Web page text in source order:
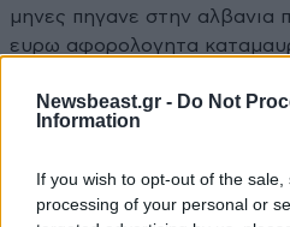
Newsbeast.gr - Do Not
Information
If you wish to opt-out of the
processing of your personal or
μηνες πηγανε στην αλβανια
ευρω αφορολογητα
θα δεις να παιρνουν τα
και [...] (ρομ) οπως τους λες
Απαντήστε